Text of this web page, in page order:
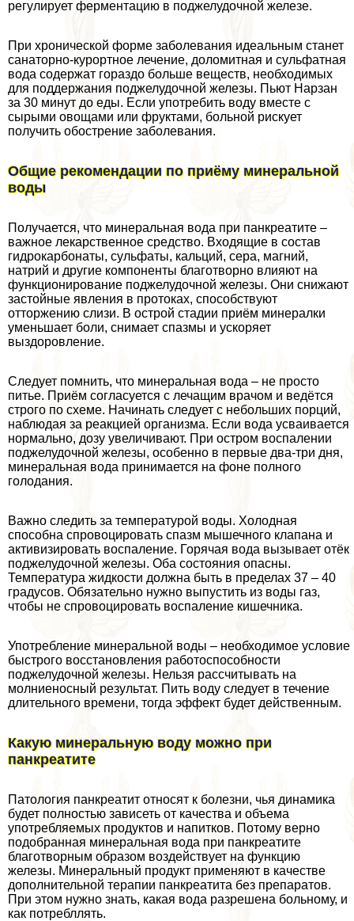
регулирует ферментацию в поджелудочной железе.
При хронической форме заболевания идеальным станет
санаторно-курортное лечение, доломитная и сульфатная
вода содержат гораздо больше веществ, необходимых
для поддержания поджелудочной железы. Пьют Нарзан
за 30 минут до еды. Если употребить воду вместе с
сырыми овощами или фруктами, больной рискует
получить обострение заболевания.
Общие рекомендации по приёму минеральной
воды
Получается, что минеральная вода при панкреатите –
важное лекарственное средство. Входящие в состав
гидрокарбонаты, сульфаты, кальций, сера, магний,
натрий и другие компоненты благотворно влияют на
функционирование поджелудочной железы. Они снижают
застойные явления в протоках, способствуют
отторжению слизи. В острой стадии приём минералки
уменьшает боли, снимает спазмы и ускоряет
выздоровление.
Следует помнить, что минеральная вода – не просто
питье. Приём согласуется с лечащим врачом и ведётся
строго по схеме. Начинать следует с небольших порций,
наблюдая за реакцией организма. Если вода усваивается
нормально, дозу увеличивают. При остром воспалении
поджелудочной железы, особенно в первые два-три дня,
минеральная вода принимается на фоне полного
голодания.
Важно следить за температурой воды. Холодная
способна спровоцировать спазм мышечного клапана и
активизировать воспаление. Горячая вода вызывает отёк
поджелудочной железы. Оба состояния опасны.
Температура жидкости должна быть в пределах 37 – 40
градусов. Обязательно нужно выпустить из воды газ,
чтобы не спровоцировать воспаление кишечника.
Употрeбление минеральной воды – необходимое условие
быстрого восстановления работоспособности
поджелудочной железы. Нельзя рассчитывать на
молниеносный результат. Пить воду следует в течение
длительного времени, тогда эффект будет действенным.
Какую минеральную воду можно при
панкреатите
Патология панкреатит относят к болезни, чья динамика
будет полностью зависеть от качества и объема
употрeбляемых продуктов и напитков. Потому верно
подобранная минеральная вода при панкреатите
благотворным образом воздействует на функцию
железы. Минеральный продукт применяют в качестве
дополнительной терапии панкреатита без препаратов.
При этом нужно знать, какая вода разрешена больному, и
как потрeбллять.